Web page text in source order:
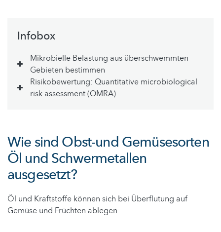
Infobox
Mikrobielle Belastung aus überschwemmten
Gebieten bestimmen
Risikobewertung: Quantitative microbiological
risk assessment (QMRA)
Wie sind Obst-und Gemüsesorten
Öl und Schwermetallen
ausgesetzt?
Öl und Kraftstoffe können sich bei Überflutung auf
Gemüse und Früchten ablegen.